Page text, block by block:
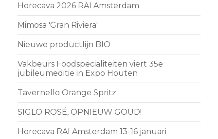
Horecava 2026 RAI Amsterdam
Mimosa 'Gran Riviera'
Nieuwe productlijn BIO
Vakbeurs Foodspecialiteiten viert 35e
jubileumeditie in Expo Houten
Tavernello Orange Spritz
SIGLO ROSÉ, OPNIEUW GOUD!
Horecava RAI Amsterdam 13-16 januari